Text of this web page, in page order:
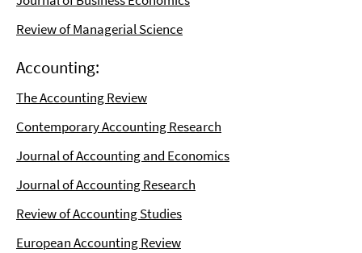
Review of Managerial Science
Accounting:
The Accounting Review
Contemporary Accounting Research
Journal of Accounting and Economics
Journal of Accounting Research
Review of Accounting Studies
European Accounting Review